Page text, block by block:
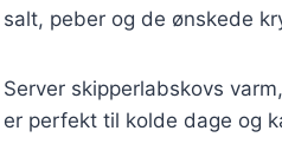
salt, peber og de ønskede
Server skipperlabskovs
er perfekt til kolde dage og